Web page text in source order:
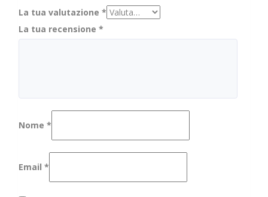
La tua valutazione *
La tua recensione *
Nome *
Email *